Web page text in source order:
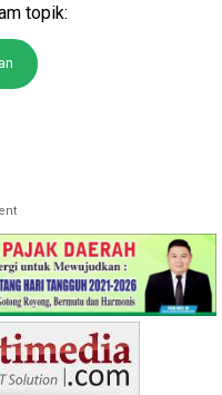
topik: